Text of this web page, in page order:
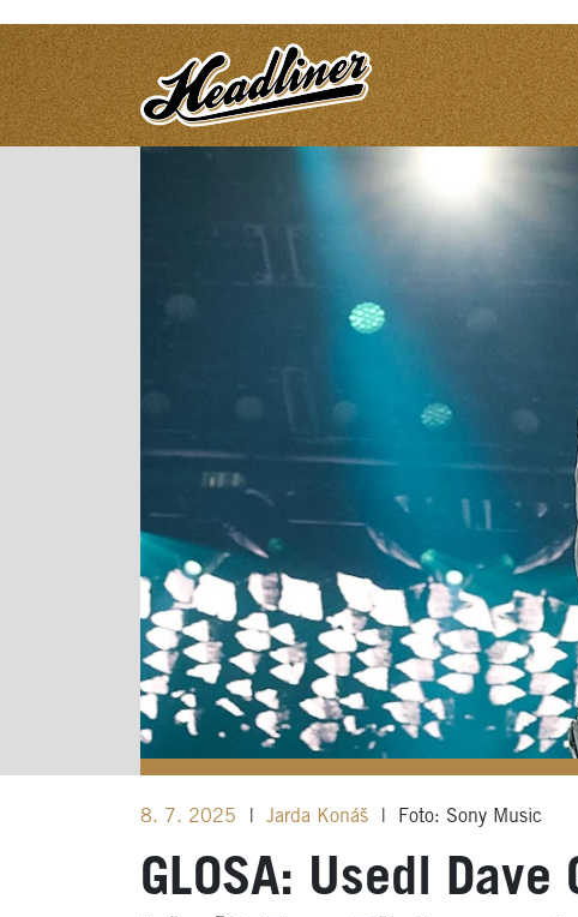
8. 7. 2025 Jarda Konáš Foto: Sony Music
GLOSA: Usedl